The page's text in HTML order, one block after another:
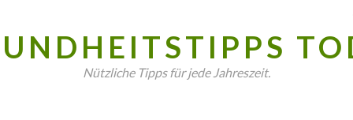
Nützliche Tipps für jede Jahreszeit.